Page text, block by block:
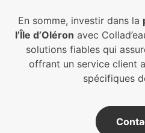
En somme, investir dans la
l’Île d’Oléron avec
solutions fiables qui
offrant un service client
spécifiques